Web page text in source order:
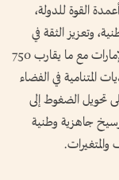
القوة للدولة،
وتعزيز الثقة في
المنظومة الحكومية الرقمية. وأشار إلى أن تعامل دولة الإمارات مع ما يقارب 750
في الفضاء
تحويل الضغوط إلى
جاهزية وطنية